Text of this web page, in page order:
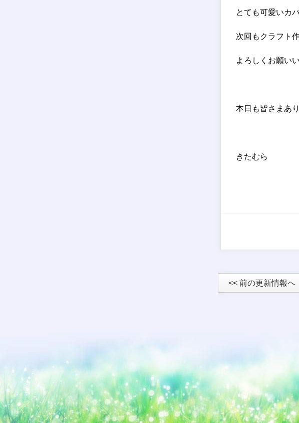
とても可愛いカ
次回もクラフト
よろしくお願い
本日も皆さまあ
きたむら
<< 前の更新情報へ